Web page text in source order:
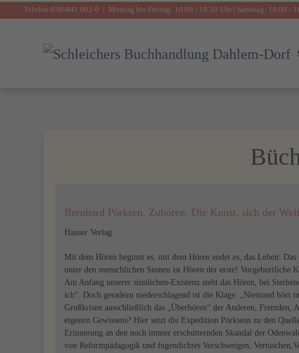
Telefon 030-841 902-0 | Montag bis Freitag: 10.00 - 18.30 Uhr | Samstag: 10.00 -
Bernhard Pörksen. Zuhören. Die Kunst, sich der
Hanser Verlag
Mit dem Hören beginnt es, mit dem Hören endet es, das Leben:
unter den menschlichen Sinnen ist Hören der erste!
Am Anfang unserer sinnlichen-Existenz steht das Hören, bei
ich“. Doch geradezu niederschlagend ist die Klage: „Niemand hört
Großkrisen ausschließlich das „Überhören“ der Anderen,
eigenen Gewissens? Hier setzt die Expedition Pörksens zu den
Erinnerung an den noch immer erschütternden Skandal der
von Reformpädagogik und fugendichtes Verschweigen,